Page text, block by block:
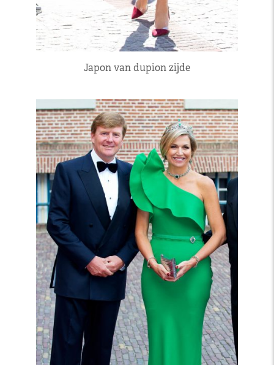
Japon van dupion zijde